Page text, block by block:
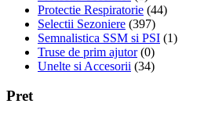
Protectie Respiratorie (44)
Selectii Sezoniere (397)
Semnalistica SSM si PSI (1)
Truse de prim ajutor (0)
Unelte si Accesorii (34)
Pret